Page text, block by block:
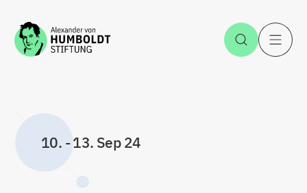
Zum Inhalt springen Suche
10. -13. Sep 24